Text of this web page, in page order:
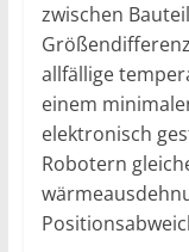
zwischen
allfällige
einem
elektronisch
Robotern